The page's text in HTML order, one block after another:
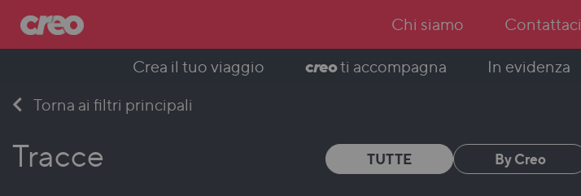
to
Chi siamo Contattaci
Crea il tuo viaggio
creoti accompagna In evidenza
Torna ai filtri principali
Tracce TUTTE By Creo